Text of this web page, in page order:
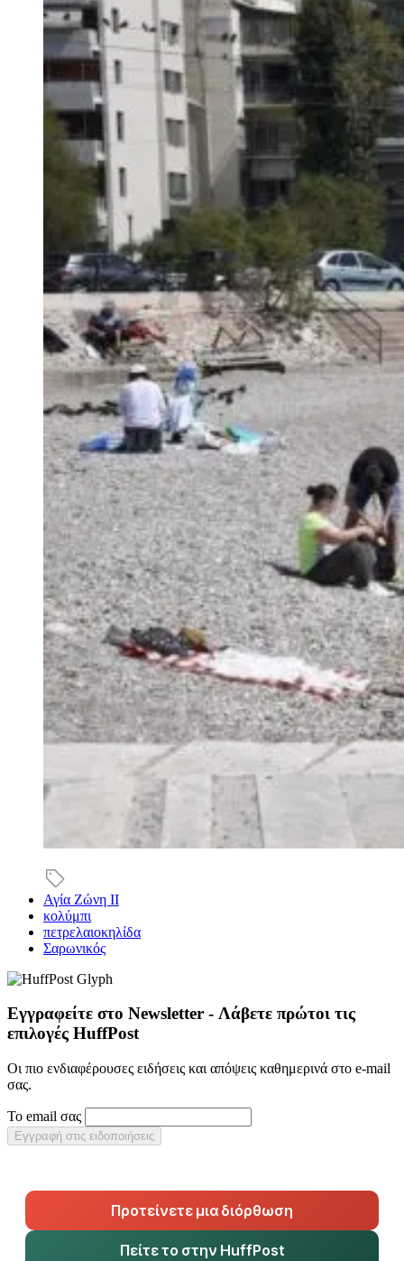
Αγία Ζώνη ΙΙ
κολύμπι
πετρελαιοκηλίδα
Σαρωνικός
Εγγραφείτε στο Newsletter - Λάβετε πρώτοι τις
επιλογές HuffPost
Οι πιο ενδιαφέρουσες ειδήσεις και απόψεις καθημερινά στο e-mail
σας.
Το email σας
Εγγραφή στις ειδοποιήσεις
Προτείνετε μια διόρθωση
Πείτε το στην HuffPost